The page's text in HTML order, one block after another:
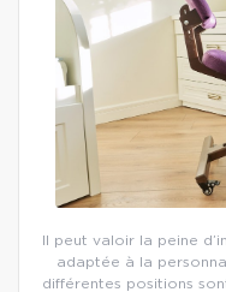
Il peut valoir la peine
adaptée à la
différentes positions